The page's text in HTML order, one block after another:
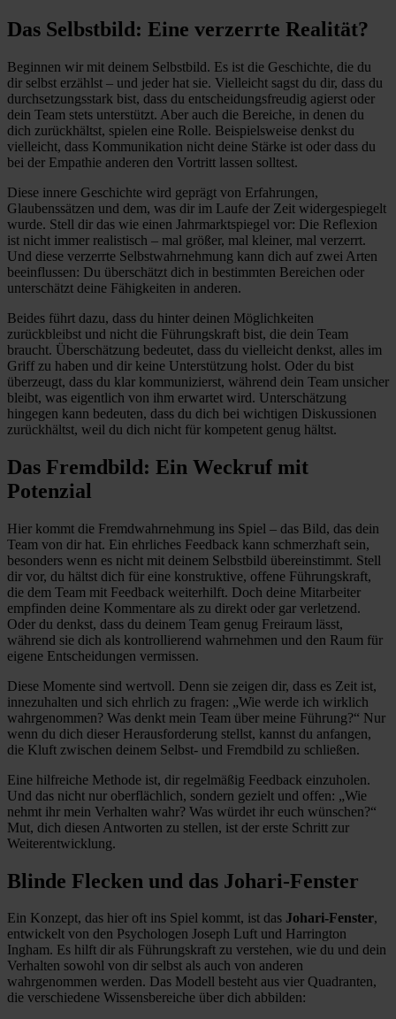
Das Selbstbild: Eine verzerrte Realität?
Beginnen wir mit deinem Selbstbild. Es ist die Geschichte, die du
dir selbst erzählst – und jeder hat sie. Vielleicht sagst du dir, dass du
durchsetzungsstark bist, dass du entscheidungsfreudig agierst oder
dein Team stets unterstützt. Aber auch die Bereiche, in denen du
dich zurückhältst, spielen eine Rolle. Beispielsweise denkst du
vielleicht, dass Kommunikation nicht deine Stärke ist oder dass du
bei der Empathie anderen den Vortritt lassen solltest.
Diese innere Geschichte wird geprägt von Erfahrungen,
Glaubenssätzen und dem, was dir im Laufe der Zeit widergespiegelt
wurde. Stell dir das wie einen Jahrmarktspiegel vor: Die Reflexion
ist nicht immer realistisch – mal größer, mal kleiner, mal verzerrt.
Und diese verzerrte Selbstwahrnehmung kann dich auf zwei Arten
beeinflussen: Du überschätzt dich in bestimmten Bereichen oder
unterschätzt deine Fähigkeiten in anderen.
Beides führt dazu, dass du hinter deinen Möglichkeiten
zurückbleibst und nicht die Führungskraft bist, die dein Team
braucht. Überschätzung bedeutet, dass du vielleicht denkst, alles im
Griff zu haben und dir keine Unterstützung holst. Oder du bist
überzeugt, dass du klar kommunizierst, während dein Team unsicher
bleibt, was eigentlich von ihm erwartet wird. Unterschätzung
hingegen kann bedeuten, dass du dich bei wichtigen Diskussionen
zurückhältst, weil du dich nicht für kompetent genug hältst.
Das Fremdbild: Ein Weckruf mit
Potenzial
Hier kommt die Fremdwahrnehmung ins Spiel – das Bild, das dein
Team von dir hat. Ein ehrliches Feedback kann schmerzhaft sein,
besonders wenn es nicht mit deinem Selbstbild übereinstimmt. Stell
dir vor, du hältst dich für eine konstruktive, offene Führungskraft,
die dem Team mit Feedback weiterhilft. Doch deine Mitarbeiter
empfinden deine Kommentare als zu direkt oder gar verletzend.
Oder du denkst, dass du deinem Team genug Freiraum lässt,
während sie dich als kontrollierend wahrnehmen und den Raum für
eigene Entscheidungen vermissen.
Diese Momente sind wertvoll. Denn sie zeigen dir, dass es Zeit ist,
innezuhalten und sich ehrlich zu fragen: „Wie werde ich wirklich
wahrgenommen? Was denkt mein Team über meine Führung?“ Nur
wenn du dich dieser Herausforderung stellst, kannst du anfangen,
die Kluft zwischen deinem Selbst- und Fremdbild zu schließen.
Eine hilfreiche Methode ist, dir regelmäßig Feedback einzuholen.
Und das nicht nur oberflächlich, sondern gezielt und offen: „Wie
nehmt ihr mein Verhalten wahr? Was würdet ihr euch wünschen?“
Mut, dich diesen Antworten zu stellen, ist der erste Schritt zur
Weiterentwicklung.
Blinde Flecken und das Johari-Fenster
Ein Konzept, das hier oft ins Spiel kommt, ist das Johari-Fenster,
entwickelt von den Psychologen Joseph Luft und Harrington
Ingham. Es hilft dir als Führungskraft zu verstehen, wie du und dein
Verhalten sowohl von dir selbst als auch von anderen
wahrgenommen werden. Das Modell besteht aus vier Quadranten,
die verschiedene Wissensbereiche über dich abbilden: